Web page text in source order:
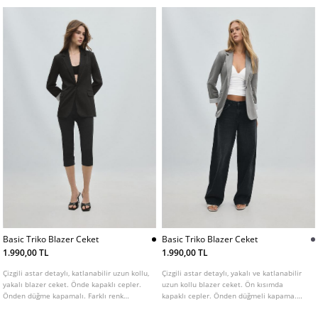
Basic Triko Blazer Ceket
1.990,00 TL
Çizgili astar detaylı, katlanabilir uzun kollu,
yakalı blazer ceket. Önde kapaklı cepler.
Önden düğme kapamalı. Farklı renk
Basic Triko Blazer Ceket
1.990,00 TL
Çizgili astar detaylı, yakalı ve katlanabilir
uzun kollu blazer ceket. Ön kısımda
kapaklı cepler. Önden düğmeli kapama.